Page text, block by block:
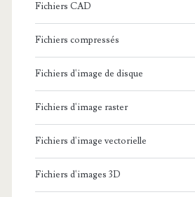
Fichiers CAD
Fichiers compressés
Fichiers d'image de disque
Fichiers d'image raster
Fichiers d'image vectorielle
Fichiers d'images 3D